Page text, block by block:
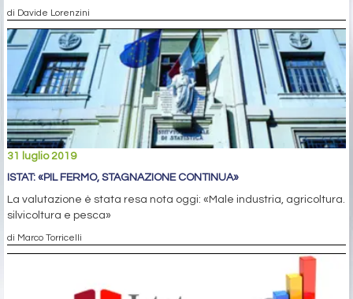
di Davide Lorenzini
31 luglio 2019
ISTAT: «PIL FERMO, STAGNAZIONE CONTINUA»
La valutazione è stata resa nota oggi: «Male industria, agricoltura.
silvicoltura e pesca»
di Marco Torricelli